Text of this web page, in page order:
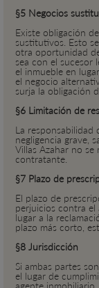
§5 Negocios
Existe obligación
sustitutivos. Esto
otra oportunidad
sea con el sucesor
el inmueble en
el negocio
surja la obligación
§6 Limitación de
La responsabilidad
negligencia grave,
Villas Azahar no se
contratante.
§7 Plazo de
El plazo de
perjuicios contra el
lugar a la
plazo más corto,
§8 Jurisdicción
Si ambas partes
el lugar de
agente inmobiliario.